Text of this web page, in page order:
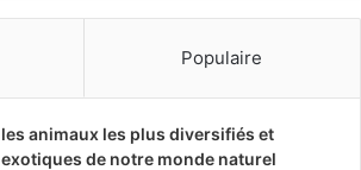
Populaire
les animaux les plus diversifiés et
exotiques de notre monde naturel